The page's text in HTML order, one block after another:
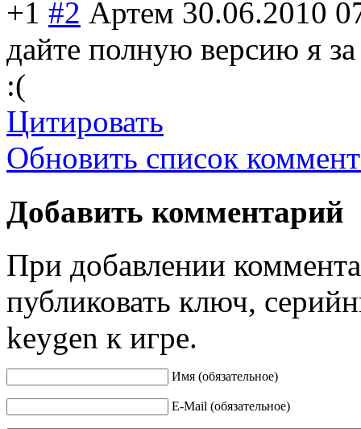
+1 #2 Артем 30.06.2010
дайте полную версию я
:(
Цитировать
Обновить список
Добавить комментарий
При добавлении
публиковать ключ,
keygen к игре.
Имя (обязательное)
E-Mail (обязательное)